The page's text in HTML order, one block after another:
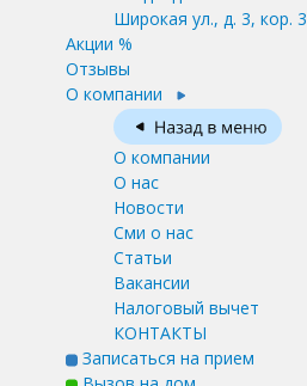
Широкая ул., д. 3, кор. 3
Акции %
Отзывы
О компании
О компании
О нас
Новости
Сми о нас
Статьи
Вакансии
Налоговый вычет
КОНТАКТЫ
Записаться на прием